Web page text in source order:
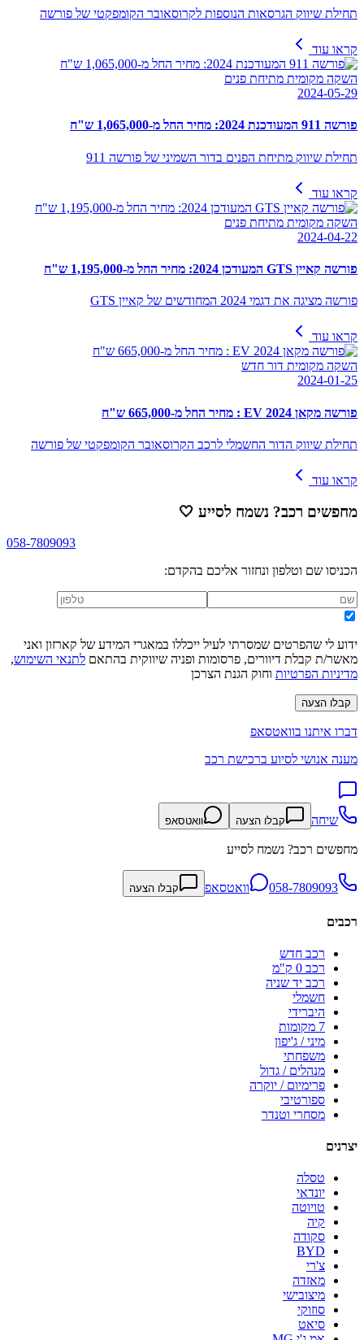
תחילת שיווק הגרסאות הנוספות לקרוסאובר הקומפקטי של פורשה
קראו עוד
השקה מקומית מתיחת פנים
2024-05-29
פורשה 911 המעודכנת 2024: מחיר החל מ-1,065,000 ש"ח
תחילת שיווק מתיחת הפנים בדור השמיני של פורשה 911
קראו עוד
השקה מקומית מתיחת פנים
2024-04-22
פורשה קאיין GTS המעודכן 2024: מחיר החל מ-1,195,000 ש"ח
פורשה מציגה את דגמי 2024 המחודשים של קאיין GTS
קראו עוד
השקה מקומית דור חדש
2024-01-25
פורשה מקאן EV 2024 : מחיר החל מ-665,000 ש"ח
תחילת שיווק הדור החשמלי לרכב הקרוסאובר הקומפקטי של פורשה
קראו עוד
מחפשים רכב? נשמח לסייע 🤍
058-7809093
הכניסו שם וטלפון ונחזור אליכם בהקדם:
ידוע לי שהפרטים שמסרתי לעיל ייכללו במאגרי המידע של קארזון ואני
מאשר/ת קבלת דיוורים, פרסומות ופניה שיווקית בהתאם לתנאי השימוש,
מדיניות הפרטיות וחוק הגנת הצרכן
קבלו הצעה
דברו איתנו בוואטסאפ
מענה אנושי לסיוע ברכישת רכב
שיחה קבלו הצעה וואטסאפ
מחפשים רכב? נשמח לסייע
058-7809093 וואטסאפ קבלו הצעה
רכבים
רכב חדש
רכב 0 ק"מ
רכב יד שניה
חשמלי
היברידי
7 מקומות
מיני / ג'יפון
משפחתי
מנהלים / גדול
פרימיום / יוקרה
ספורטיבי
מסחרי וטנדר
יצרנים
טסלה
יונדאי
טויוטה
קיה
סקודה
BYD
צ'רי
מאזדה
מיצובישי
סוזוקי
סיאט